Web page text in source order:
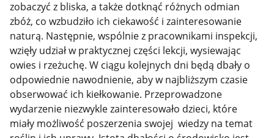
zobaczyć z bliska, a także dotknąć różnych odmian
zbóż, co wzbudziło ich ciekawość i zainteresowanie
naturą. Następnie, wspólnie z pracownikami inspekcji,
wzięły udział w praktycznej części lekcji, wysiewając
owies i rzeżuchę. W ciągu kolejnych dni będą dbały o
odpowiednie nawodnienie, aby w najbliższym czasie
obserwować ich kiełkowanie. Przeprowadzone
wydarzenie niezwykle zainteresowało dzieci, które
miały możliwość poszerzenia swojej wiedzy na temat